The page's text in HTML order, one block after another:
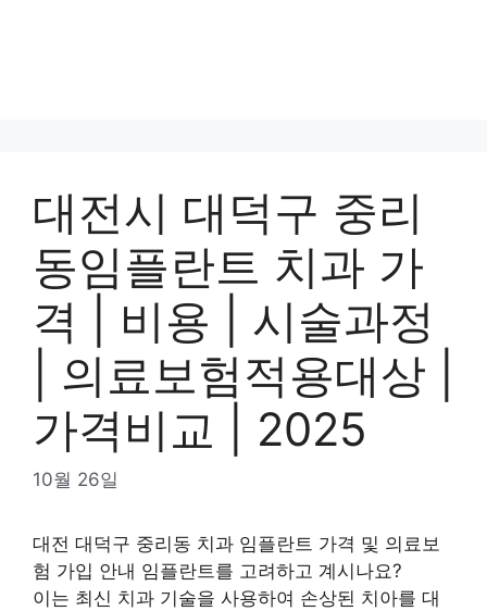
대전시 대덕구 중리
동임플란트 치과 가
격 | 비용 | 시술과정
| 의료보험적용대상 |
가격비교 | 2025
10월 26일
대전 대덕구 중리동 치과 임플란트 가격 및 의료보
험 가입 안내 임플란트를 고려하고 계시나요?
이는 최신 치과 기술을 사용하여 손상된 치아를 대